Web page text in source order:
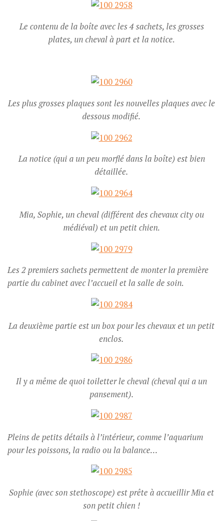
Le contenu de la boîte avec les 4 sachets, les grosses
plates, un cheval à part et la notice.
Les plus grosses plaques sont les nouvelles plaques avec le
dessous modifié.
La notice (qui a un peu morflé dans la boîte) est bien
détaillée.
Mia, Sophie, un cheval (différent des chevaux city ou
médiéval) et un petit chien.
Les 2 premiers sachets permettent de monter la première
partie du cabinet avec l’accueil et la salle de soin.
La deuxième partie est un box pour les chevaux et un petit
enclos.
Il y a même de quoi toiletter le cheval (cheval qui a un
pansement).
Pleins de petits détails à l’intérieur, comme l’aquarium
pour les poissons, la radio ou la balance…
Sophie (avec son stethoscope) est prête à accueillir Mia et
son petit chien !